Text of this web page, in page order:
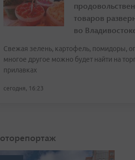
товаров
во
Свежая зелень, картофель, помидоры,
многое другое можно будет найти на
прилавках
сегодня, 16:23